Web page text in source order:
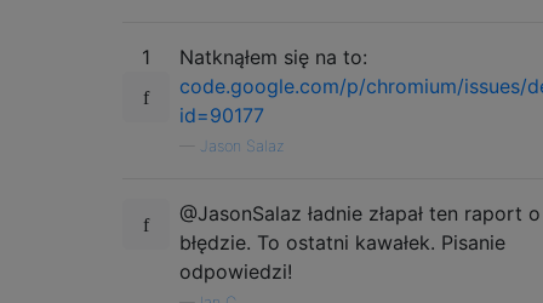
1
Natknąłem się na to:
code.google.com/p/chromium/issues/
id=90177
Jason Salaz
@JasonSalaz ładnie złapał ten raport o
błędzie. To ostatni kawałek. Pisanie
odpowiedzi!